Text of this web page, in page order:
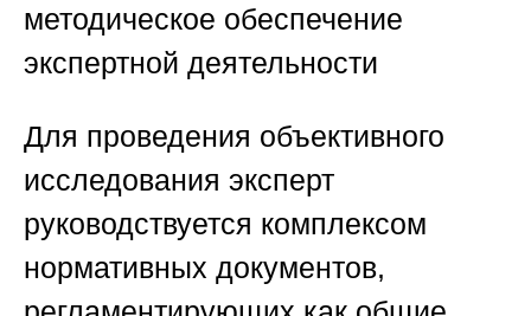
методическое обеспечение
экспертной деятельности
Для проведения объективного
исследования эксперт
руководствуется комплексом
нормативных документов,